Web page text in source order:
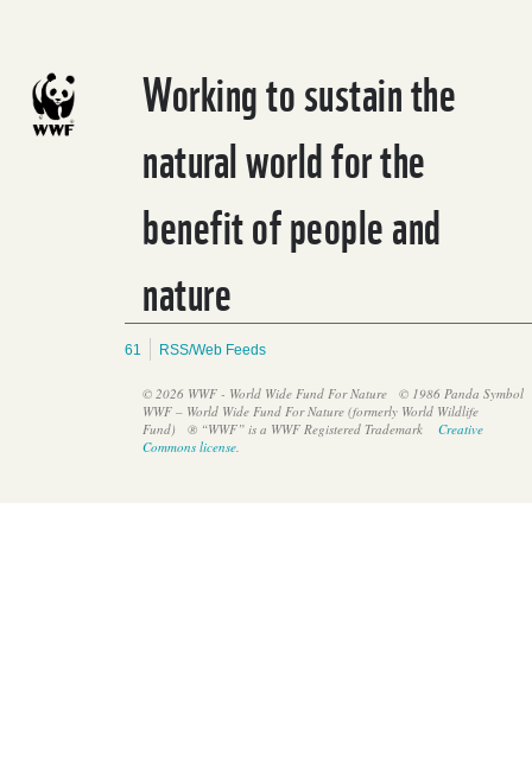
Working to sustain the
natural world for the
benefit of people and
nature
61 RSS/Web Feeds
© 2026 WWF - World Wide Fund For Nature
© 1986 Panda Symbol
WWF – World Wide Fund For Nature (formerly World Wildlife
Fund)
® “WWF” is a WWF Registered Trademark
Creative
Commons license.